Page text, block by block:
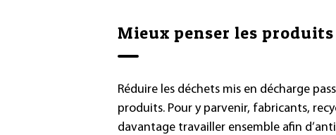
Mieux penser les produits
Réduire les déchets mis en décharge
produits. Pour y parvenir, fabricants,
davantage travailler ensemble afin